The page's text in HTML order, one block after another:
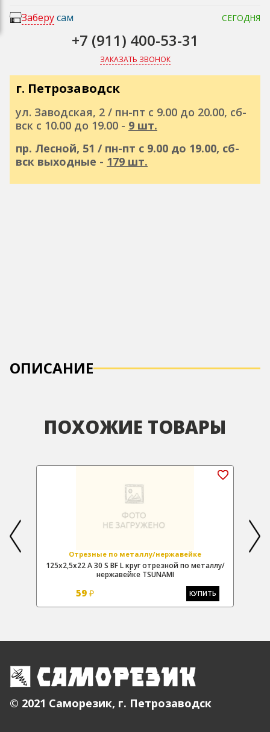
Заберусам СЕГОДНЯ
+7 (911) 400-53-31
ЗАКАЗАТЬ ЗВОНОК
г. Петрозаводск
ул. Заводская, 2 / пн-пт с 9.00 до 20.00, сб-
вск с 10.00 до 19.00 - 9 шт.
пр. Лесной, 51 / пн-пт с 9.00 до 19.00, сб-
вск выходные - 179 шт.
ОПИСАНИЕ
ПОХОЖИЕ ТОВАРЫ
Отрезные по металлу/нержавейке
125х2,5х22 A 30 S BF L круг отрезной по металлу/
нержавейке TSUNAMI
59 ₽ КУПИТЬ
© 2021 Саморезик, г. Петрозаводск